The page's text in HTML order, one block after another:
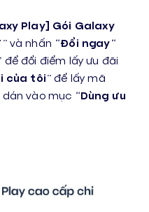
Play] Gói Galaxy
” và nhấn “Đổi ngay“
để đổi điểm lấy ưu đãi
của tôi” để lấy mã
vào mục “Dùng ưu